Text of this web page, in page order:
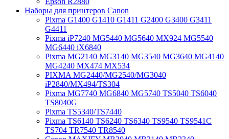
Наборы для принтеров Canon
Pixma G1400 G1410 G1411 G2400 G3400 G3411
G4411
Pixma iP7240 MG5440 MG5640 MX924 MG5540
MG6440 iX6840
Pixma MG2140 MG3140 MG3540 MG3640 MG4140
MG4240 MX474 MX534
PIXMA MG2440/MG2540/MG3040
iP2840/MX494/TS304
Pixma MG7740 MG6840 MG5740 TS5040 TS6040
TS8040G
Pixma TS5340/TS7440
Pixma TS6140 TS6240 TS6340 TS9540 TS9541C
TS704 TR7540 TR8540